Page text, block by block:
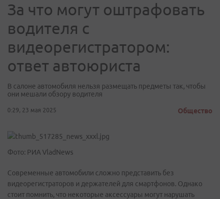
За что могут оштрафовать
водителя с
видеорегистратором:
ответ автоюриста
В салоне автомобиля нельзя размещать предметы так, чтобы
они мешали обзору водителя
0:29, 23 мая 2025 Общество
Фото: РИА VladNews
Современные автомобили сложно представить без
видеорегистраторов и держателей для смартфонов. Однако
стоит помнить, что некоторые аксессуары могут нарушать